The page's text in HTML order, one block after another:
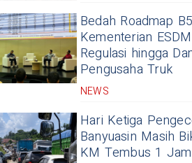
Bedah Roadmap
Kementerian
Regulasi hingga
Pengusaha Truk
NEWS
Hari Ketiga
Banyuasin Masih
KM Tembus 1